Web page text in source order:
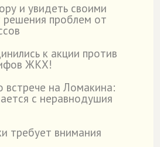
и увидеть своими
решения проблем от
к акции против
ЖКХ!
встрече на Ломакина:
с неравнодушия
требует внимания